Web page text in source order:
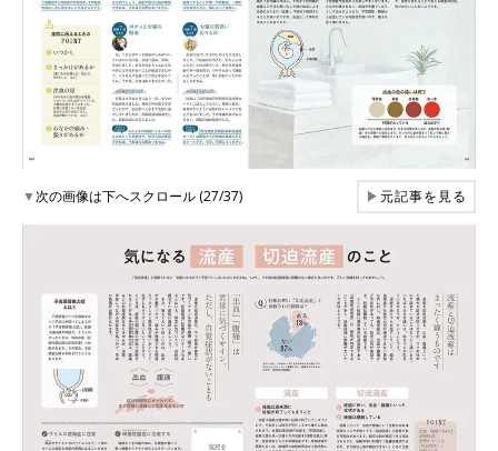
▼次の画像は下へスクロール (27/37) ▶元記事を見る